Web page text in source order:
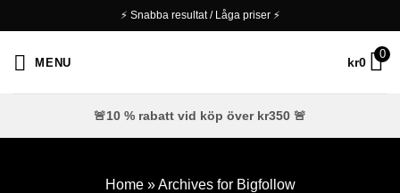
⚡ Snabba resultat / Låga priser ⚡
MENU kr0
0
🚨10 % rabatt vid köp över kr350 🚨
Home»Archives for Bigfollow